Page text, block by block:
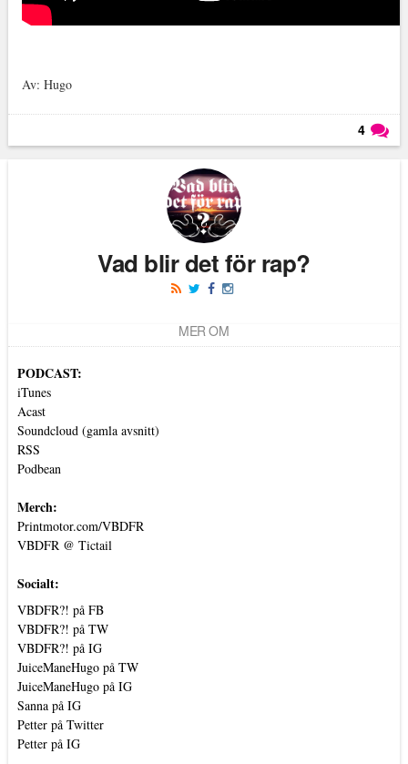
Av: Hugo
4
Vad blir det för rap?
MER OM
PODCAST:
iTunes
Acast
Soundcloud (gamla avsnitt)
RSS
Podbean
Merch:
Printmotor.com/VBDFR
VBDFR @ Tictail
Socialt:
VBDFR?! på FB
VBDFR?! på TW
VBDFR?! på IG
JuiceManeHugo på TW
JuiceManeHugo på IG
Sanna på IG
Petter på Twitter
Petter på IG